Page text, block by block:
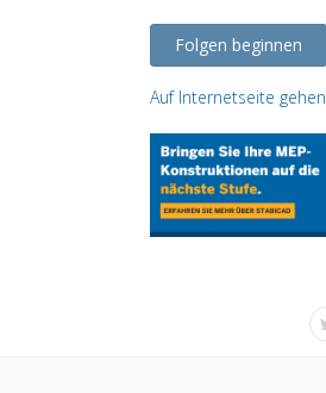
Folgen beginnen
Auf Internetseite gehen